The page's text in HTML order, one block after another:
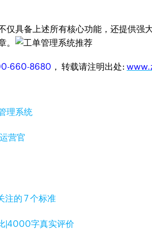
仅具备上述所有核心功能，还提供强
。
660-8680 ， 转载请注明出处:
理系统
营官
注的 7 个标准
|4000字真实评价